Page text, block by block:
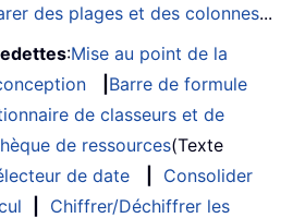
des plages et des colonnes...
:Mise au point de la
Barre de formule
de classeurs et de
de ressources(Texte
de date
Consolider
Chiffrer/Déchiffrer les